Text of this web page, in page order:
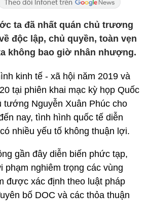
ta đã nhất quán chủ trương
độc lập, chủ quyền, toàn vẹn
không bao giờ nhân nhượng.
kinh tế - xã hội năm 2019 và
tại phiên khai mạc kỳ họp Quốc
tướng Nguyễn Xuân Phúc cho
nay, tình hình quốc tế diễn
nhiều yếu tố không thuận lợi.
gần đây diễn biến phức tạp,
phạm nghiêm trọng các vùng
được xác định theo luật pháp
bố DOC và các thỏa thuận